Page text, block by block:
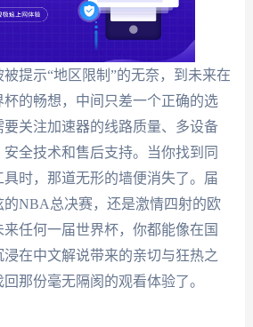
提示“地区限制”的无奈，到未来在
的畅想，中间只差一个正确的选
关注加速器的线路质量、多设备
全技术和售后支持。当你找到同
时，那道无形的墙便消失了。届
的NBA总决赛，还是激情四射的欧
任何一届世界杯，你都能像在国
在中文解说带来的亲切与狂热之
那份毫无隔阂的观看体验了。